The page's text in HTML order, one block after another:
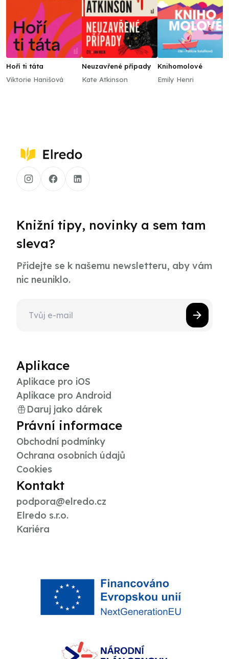
Hoří ti táta
Viktorie Hanišová
Neuzavřené případy
Kate Atkinson
Knihomolové
Emily Henri
Knižní tipy, novinky a sem tam
sleva?
Přidejte se k našemu newsletteru, aby vám
nic neuniklo.
Aplikace
Aplikace pro iOS
Aplikace pro Android
Daruj jako dárek
Právní informace
Obchodní podmínky
Ochrana osobních údajů
Cookies
Kontakt
podpora@elredo.cz
Elredo s.r.o.
Kariéra